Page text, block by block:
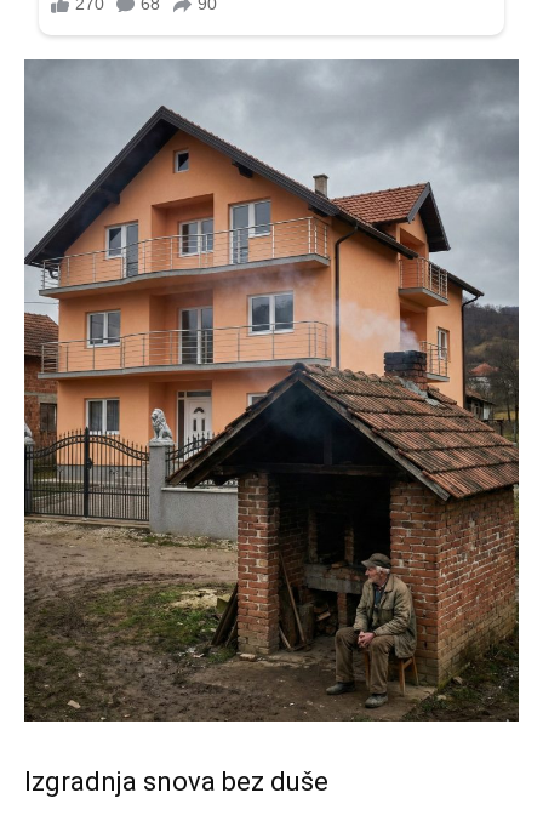
Izgradnja snova bez duše